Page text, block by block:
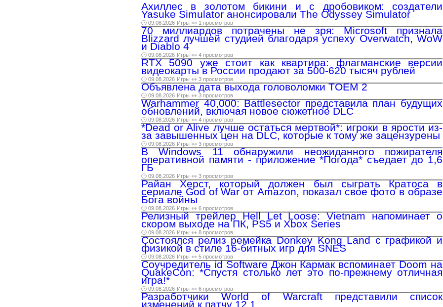
Ахиллес в золотом бикини и с дробовиком: создатели
Yasuke Simulator анонсировали The Odyssey Simulator
🕑 09.08.2026 Игры 👀 1 просмотров
70 миллиардов потрачены не зря: Microsoft признала
Blizzard лучшей студией благодаря успеху Overwatch, WoW
и Diablo 4
🕑 09.08.2026 Игры 👀 4 просмотров
RTX 5090 уже стоит как квартира: флагманские версии
видеокарты в России продают за 500-620 тысяч рублей
🕑 09.08.2026 Игры 👀 3 просмотров
Объявлена дата выхода головоломки TOEM 2
🕑 09.08.2026 Игры 👀 3 просмотров
Warhammer 40,000: Battlesector представила план будущих
обновлений, включая новое сюжетное DLC
🕑 09.08.2026 Игры 👀 4 просмотров
*Dead or Alive лучше остаться мертвой*: игроки в ярости из-
за завышенных цен на DLC, которые к тому же зацензурены
🕑 09.08.2026 Игры 👀 3 просмотров
В Windows 11 обнаружили неожиданного пожирателя
оперативной памяти - приложение *Погода* съедает до 1,6
ГБ
🕑 09.08.2026 Игры 👀 3 просмотров
Райан Херст, который должен был сыграть Кратоса в
сериале God of War от Amazon, показал свое фото в образе
Бога войны
🕑 09.08.2026 Игры 👀 6 просмотров
Релизный трейлер Hell Let Loose: Vietnam напоминает о
скором выходе на ПК, PS5 и Xbox Series
🕑 09.08.2026 Игры 👀 8 просмотров
Состоялся релиз ремейка Donkey Kong Land с графикой и
физикой в стиле 16-битных игр для SNES
🕑 09.08.2026 Игры 👀 5 просмотров
Соучредитель id Software Джон Кармак вспоминает Doom на
QuakeCon: *Спустя столько лет это по-прежнему отличная
игра!*
🕑 09.08.2026 Игры 👀 6 просмотров
Разработчики World of Warcraft представили список
изменений к патчу 12.1